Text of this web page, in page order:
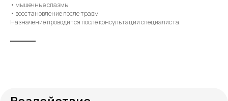
• мышечные спазмы
• восстановление после травм
Назначение проводится после консультации специалиста.